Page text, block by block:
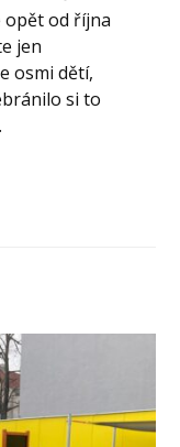
opět od října
jen
osmi dětí,
si to